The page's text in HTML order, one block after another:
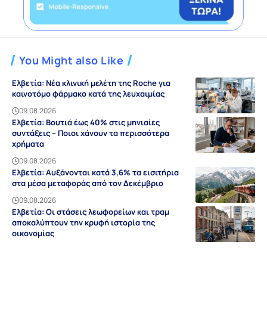
You Might also Like
Ελβετία: Νέα κλινική μελέτη της Roche για
καινοτόμο φάρμακο κατά της λευχαιμίας
09.08.2026
Ελβετία: Βουτιά έως 40% στις μηνιαίες
συντάξεις – Ποιοι χάνουν τα περισσότερα
χρήματα
09.08.2026
Ελβετία: Αυξάνονται κατά 3,6% τα εισιτήρια
στα μέσα μεταφοράς από τον Δεκέμβριο
09.08.2026
Ελβετία: Οι στάσεις λεωφορείων και τραμ
αποκαλύπτουν την κρυφή ιστορία της
οικονομίας